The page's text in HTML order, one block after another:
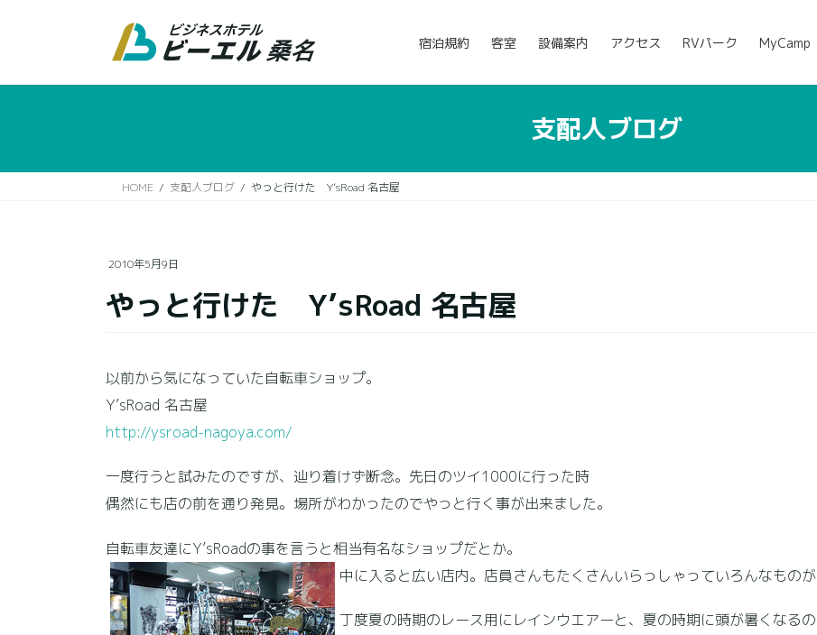
宿泊規約 客室 設備案内 アクセス RVパーク MyCamp
支配人ブログ
HOME 支配人ブログ やっと行けた Y’sRoad 名古屋
2010年5月9日
やっと行けた Y’sRoad 名古屋
以前から気になっていた自転車ショップ。
Y’sRoad 名古屋
http://ysroad-nagoya.com/
一度行うと試みたのですが、辿り着けず断念。先日のツイ1000に行った時
偶然にも店の前を通り発見。場所がわかったのでやっと行く事が出来ました。
自転車友達にY’sRoadの事を言うと相当有名なショップだとか。
中に入ると広い店内。店員さんもたくさんいらっしゃっていろんなもの
丁度夏の時期のレース用にレインウエアーと、夏の時期に頭が暑くなる